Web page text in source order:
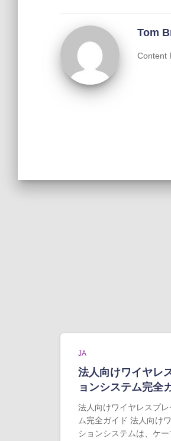
Tom
Content
JA
法人向けワイヤレ
ョンシステム完全
法人向けワイヤレスプ
ム完全ガイド 法人向け
ションシステムは、ケ